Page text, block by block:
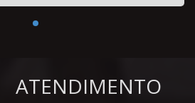
ATENDIMENTO